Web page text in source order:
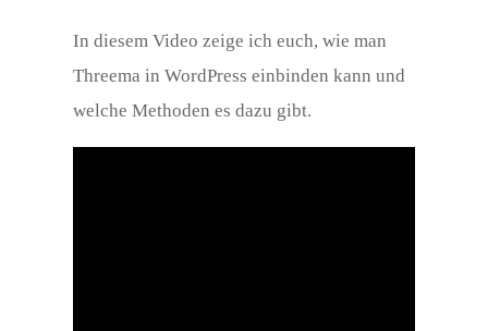
In diesem Video zeige ich euch, wie man
Threema in WordPress einbinden kann und
welche Methoden es dazu gibt.